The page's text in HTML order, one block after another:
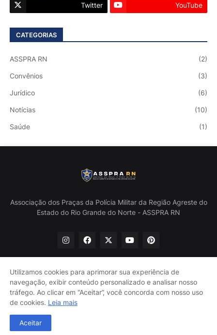
Twitter YouTube
CATEGORIAS
ASSPRA RN (2)
Convênios (3)
Jurídico (6)
Notícias (10)
Saúde (1)
Associação dos Praças da Polícia Militar da Região Agreste do
Estado do Rio Grande do Norte - ASSPRA RN
@ASSPRA RN Todos os direitos reservados. Design por
Início Quem Somos
Política de Privacidade
Contate-nos
Utilizamos cookies para aprimorar sua experiência de
navegação, exibir conteúdo personalizado e analisar nosso
tráfego. Ao clicar em “Aceitar”, você concorda com nosso uso
de cookies. Leia mais
Aceitar